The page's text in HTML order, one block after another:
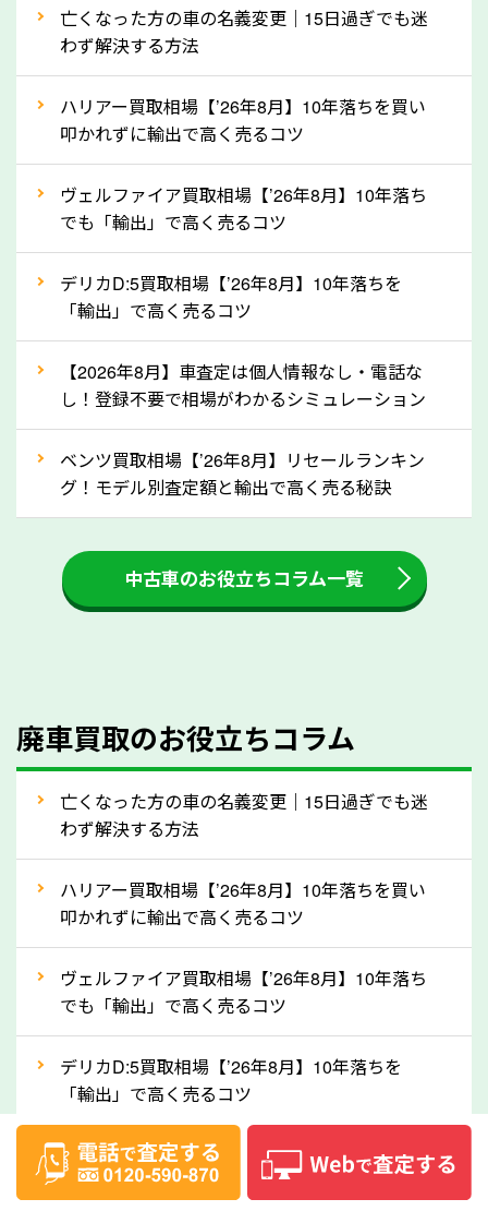
車検の満了日
内装や外装の状態
定を行い高価買取価格をつけやすくなります。
②自動車税の還付金は早く売るほど多く返
ってきます！
自動車税の還付金は、先に年払いしていた自動車税が
月割りで返還されるものです。ですから、自動車税の
還付金は早めに売却するほど多く還付されます。不要
な車は早めに廃車手続きをしたほうが良いでしょう。
③自動車税の還付金の扱いについて確認し
ましょう！
車を廃車にすると、自動車税の還付金を受け取ること
ができる場合があります。廃車買取業者の中には、還
付金をお客様に返還しない業者もあります。廃車査定
をする際には、自動車税の還付金の返還があるかどう
かを確認するようにしてください。新潟県のソコカラ
人気の車種は廃車の状態でも、高価買取が可能です。
産車は高く買取が可能です。「廃車＝買取できない」
なら廃車の車も適正価格で買取できます。他社で買取
拒否となった車も価格がつく可能性があるので、諦め
ずに新潟県の「ソコカラ」にご相談ください。古い車
でも高価買取が可能なケースは珍しくないため、まず
はWebで簡単にできる無料査定をお試しください。
実績」で確認できます。
⑤車内の簡単な清掃で買取価格アップも！
しばらく乗っていない車は、車内のシートや座席の下
が汚れていることも多いです。シミや汚れが付着して
亡くなった方の車の名義変更｜15日過ぎでも迷
わず解決する方法
ハリアー買取相場【’26年8月】10年落ちを買い
叩かれずに輸出で高く売るコツ
ヴェルファイア買取相場【’26年8月】10年落ち
でも「輸出」で高く売るコツ
デリカD:5買取相場【’26年8月】10年落ちを
「輸出」で高く売るコツ
【2026年8月】車査定は個人情報なし・電話な
し！登録不要で相場がわかるシミュレーション
ベンツ買取相場【’26年8月】リセールランキン
グ！モデル別査定額と輸出で高く売る秘訣
中古車のお役立ちコラム一覧
廃車買取のお役立ちコラム
亡くなった方の車の名義変更｜15日過ぎでも迷
わず解決する方法
ハリアー買取相場【’26年8月】10年落ちを買い
叩かれずに輸出で高く売るコツ
ヴェルファイア買取相場【’26年8月】10年落ち
でも「輸出」で高く売るコツ
デリカD:5買取相場【’26年8月】10年落ちを
「輸出」で高く売るコツ
【2026年8月】車査定は個人情報なし・電話な
し！登録不要で相場がわかるシミュレーション